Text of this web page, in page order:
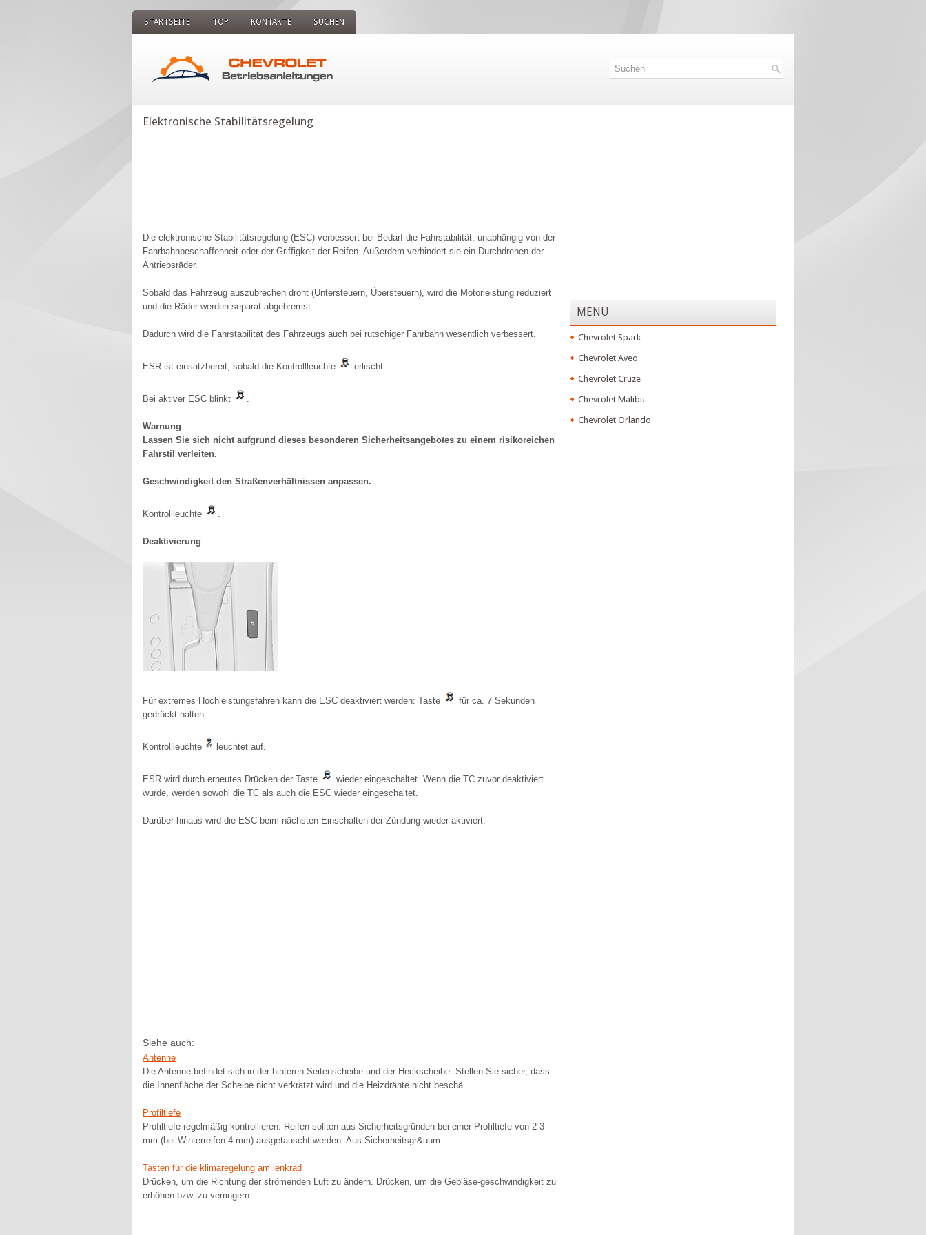
STARTSEITE TOP KONTAKTE SUCHEN
Elektronische Stabilitätsregelung
Die elektronische Stabilitätsregelung (ESC) verbessert bei Bedarf die Fahrstabilität, unabhängig von der
Fahrbahnbeschaffenheit oder der Griffigkeit der Reifen. Außerdem verhindert sie ein Durchdrehen der
Antriebsräder.
Sobald das Fahrzeug auszubrechen droht (Untersteuern, Übersteuern), wird die Motorleistung reduziert
und die Räder werden separat abgebremst.
Dadurch wird die Fahrstabilität des Fahrzeugs auch bei rutschiger Fahrbahn wesentlich verbessert.
ESR ist einsatzbereit, sobald die Kontrollleuchte erlischt.
Bei aktiver ESC blinkt .
Warnung
Lassen Sie sich nicht aufgrund dieses besonderen Sicherheitsangebotes zu einem risikoreichen
Fahrstil verleiten.
Geschwindigkeit den Straßenverhältnissen anpassen.
Kontrollleuchte .
Deaktivierung
Für extremes Hochleistungsfahren kann die ESC deaktiviert werden: Taste
für ca. 7 Sekunden
gedrückt halten.
Kontrollleuchte leuchtet auf.
ESR wird durch erneutes Drücken der Taste
wieder eingeschaltet. Wenn die TC zuvor deaktiviert
wurde, werden sowohl die TC als auch die ESC wieder eingeschaltet.
Darüber hinaus wird die ESC beim nächsten Einschalten der Zündung wieder aktiviert.
Siehe auch:
Antenne
Die Antenne befindet sich in der hinteren Seitenscheibe und der Heckscheibe. Stellen Sie sicher, dass
die Innenfläche der Scheibe nicht verkratzt wird und die Heizdrähte nicht beschä ...
Profiltiefe
Profiltiefe regelmäßig kontrollieren. Reifen sollten aus Sicherheitsgründen bei einer Profiltiefe von 2-3
mm (bei Winterreifen 4 mm) ausgetauscht werden. Aus Sicherheitsgr&uum ...
Tasten für die klimaregelung am lenkrad
Drücken, um die Richtung der strömenden Luft zu ändern. Drücken, um die Gebläse-geschwindigkeit zu
erhöhen bzw. zu verringern. ...
MENU
Chevrolet Spark
Chevrolet Aveo
Chevrolet Cruze
Chevrolet Malibu
Chevrolet Orlando